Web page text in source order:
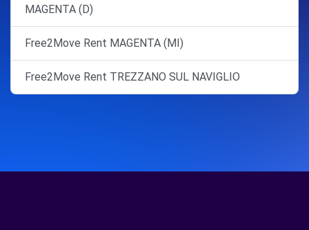
MAGENTA (D)
Free2Move Rent MAGENTA (MI)
Free2Move Rent TREZZANO SUL NAVIGLIO